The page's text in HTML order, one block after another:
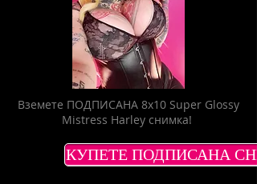
Вземете ПОДПИСАНА 8x10 Super Glossy
Mistress Harley снимка!
КУПЕТЕ ПОДПИСАНА